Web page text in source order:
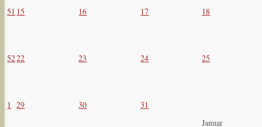
51 15 16 17 18
5222 23 24 25
1 29 30
31
Januar